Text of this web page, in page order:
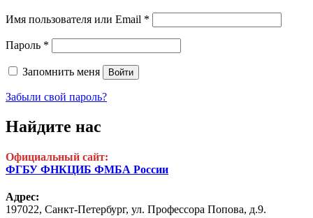
Имя пользователя или Email *
Пароль *
Запомнить меня Войти
Забыли свой пароль?
Найдите нас
Официальный сайт:
ФГБУ ФНКЦИБ ФМБА России
Адрес:
197022, Санкт-Петербург, ул. Профессора Попова, д.9.